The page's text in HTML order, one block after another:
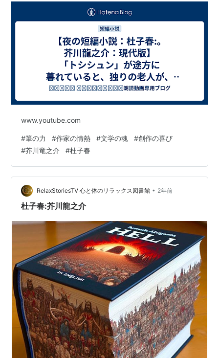
www.youtube.com
#筆の力 #作家の情熱 #文学の魂 #創作の喜び
#芥川竜之介 #杜子春
RelaxStoriesTV 心と体のリラックス図書館 • 2年前
杜子春:芥川龍之介